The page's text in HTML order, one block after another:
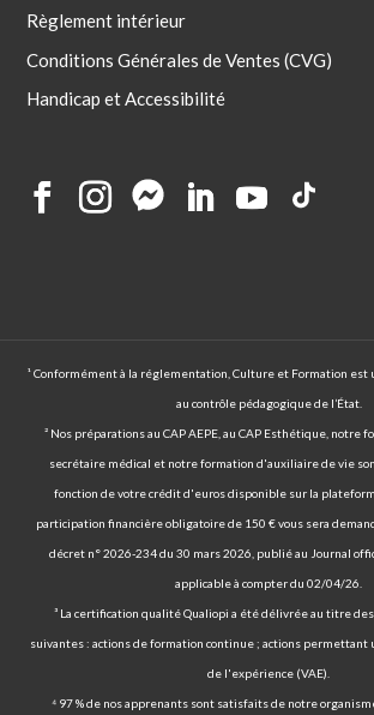
Règlement intérieur
Conditions Générales de Ventes (CVG)
Handicap et Accessibilité
¹ Conformément à la réglementation, Culture et Formation est
au contrôle pédagogique de l’État.
² Nos préparations au CAP AEPE, au CAP Esthétique, notre
secrétaire médical et notre formation d'auxiliaire de vie
fonction de votre crédit d'euros disponible sur la
participation financière obligatoire de 150 € vous sera
décret n° 2026-234 du 30 mars 2026, publié au Journal
applicable à compter du 02/04/26.
³ La certification qualité Qualiopi a été délivrée au titre des
suivantes : actions de formation continue ; actions permettant
de l'expérience (VAE).
⁴ 97 % de nos apprenants sont satisfaits de notre